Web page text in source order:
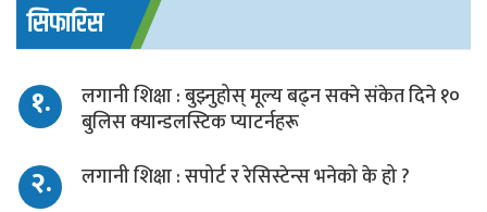
सिफारिस
१.
लगानी शिक्षा : बुझ्नुहोस् मूल्य बढ्न सक्ने संकेत दिने १०
बुलिस क्यान्डलस्टिक प्याटर्नहरू
२. लगानी शिक्षा : सपोर्ट र रेसिस्टेन्स भनेको के हो ?